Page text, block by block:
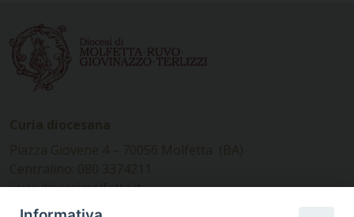
www.diocesimolfetta.it –
diocesimolfetta@pec.chiesacattolica.it